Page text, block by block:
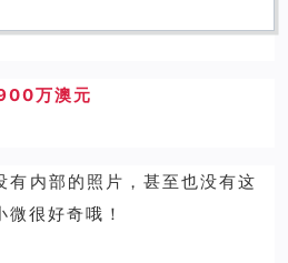
万澳元
有内部的照片，甚至也没有这
很好奇哦！